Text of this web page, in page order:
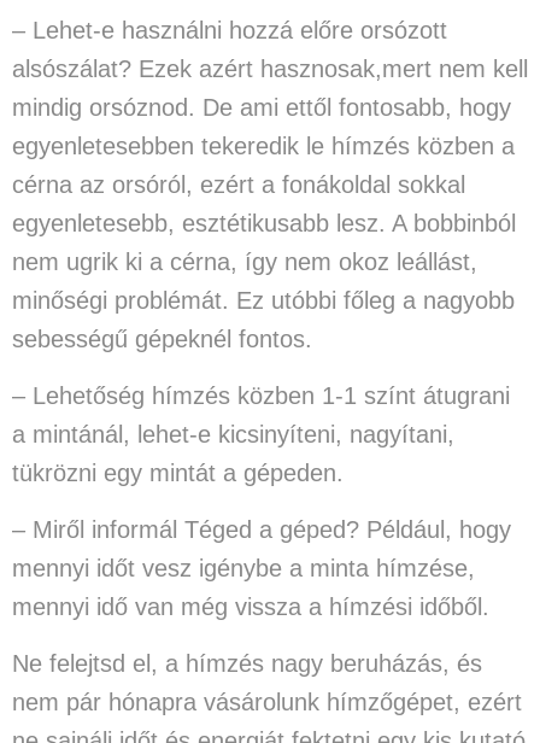
– Lehet-e használni hozzá előre orsózott
alsószálat? Ezek azért hasznosak,mert nem kell
mindig orsóznod. De ami ettől fontosabb, hogy
egyenletesebben tekeredik le hímzés közben a
cérna az orsóról, ezért a fonákoldal sokkal
egyenletesebb, esztétikusabb lesz. A bobbinból
nem ugrik ki a cérna, így nem okoz leállást,
minőségi problémát. Ez utóbbi főleg a nagyobb
sebességű gépeknél fontos.
– Lehetőség hímzés közben 1-1 színt átugrani
a mintánál, lehet-e kicsinyíteni, nagyítani,
tükrözni egy mintát a gépeden.
– Miről informál Téged a géped? Például, hogy
mennyi időt vesz igénybe a minta hímzése,
mennyi idő van még vissza a hímzési időből.
Ne felejtsd el, a hímzés nagy beruházás, és
nem pár hónapra vásárolunk hímzőgépet, ezért